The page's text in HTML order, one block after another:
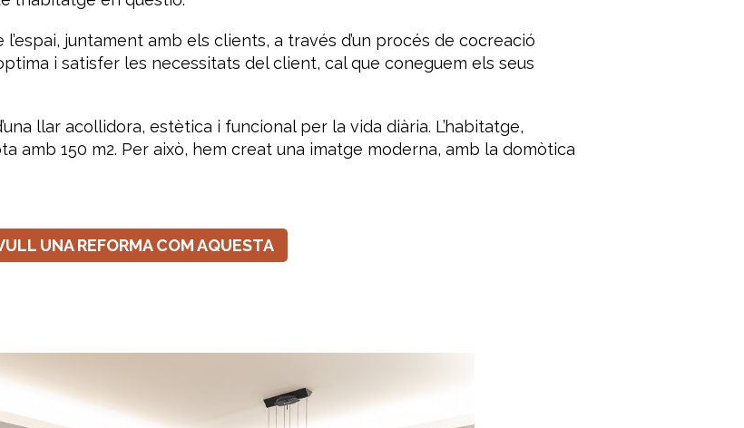
, juntament amb els clients, a través d’un procés de cocreació
i satisfer les necessitats del client, cal que coneguem els seus
llar acollidora, estètica i funcional per la vida diària. L’habitatge,
amb 150 m2. Per això, hem creat una imatge moderna, amb la domòtica
UNA REFORMA COM AQUESTA